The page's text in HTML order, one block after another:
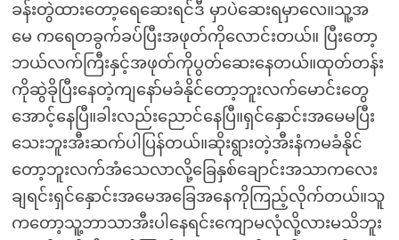
ခန်းတွဲထားတော့ရေဆေးရင်ဒီ မှာပဲဆေးရမှာလေ။သူ့အ
မေ ကရေတခွက်ခပ်ပြီးအဖုတ်ကိုလောင်းတယ်။ ပြီးတော့
ဘယ်လက်ကြီးနှင့်အဖုတ်ကိုပွတ်ဆေးနေတယ်။ထုတ်တန်း
ကိုဆွဲခိုပြီးနေတဲ့ကျနော်မခံနိုင်တော့ဘူးလက်မောင်းတွေ
အောင့်နေပြီ။ခါးလည်းညောင်နေပြီ။ရှင်နှောင်းအမေမပြီး
သေးဘူးအီးဆက်ပါပြန်တယ်။ဆိုးရွားတဲ့အီးနံကမခံနိုင်
တော့ဘူးလက်အံသေလာလို့ခြေနှစ်ချောင်းအသာကလေး
ချရင်းရှင်နှောင်းအမေအခြေအနေကိုကြည့်လိုက်တယ်။သူ
ကတော့သူ့ဘာသာအီးပါနေရင်းကျောမလုံလို့လားမသိဘူး